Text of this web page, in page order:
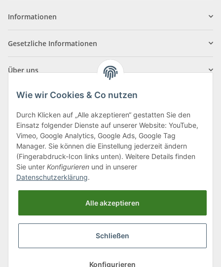
Informationen
Gesetzliche Informationen
Über uns
Klagenfurter Straße 29
9556 Liebenfels
Montag bis Donnerstag: 8:00 bis 16:30 Uhr
Freitag: 8:00 bis 12:00 Uhr
Tel.:0043 (0) 4262 50900
office@cncshop.at
* Alle Preise inkl. gesetzlicher USt., zzgl.Versand, zzgl.
Wie wir Cookies & Co nutzen
Durch Klicken auf „Alle akzeptieren“ gestatten Sie den
Einsatz folgender Dienste auf unserer Website: YouTube,
Vimeo, Google Analytics, Google Ads, Google Tag
Manager. Sie können die Einstellung jederzeit ändern
(Fingerabdruck-Icon links unten). Weitere Details finden
Sie unter Konfigurieren und in unserer
Datenschutzerklärung.
Alle akzeptieren
Schließen
Konfigurieren